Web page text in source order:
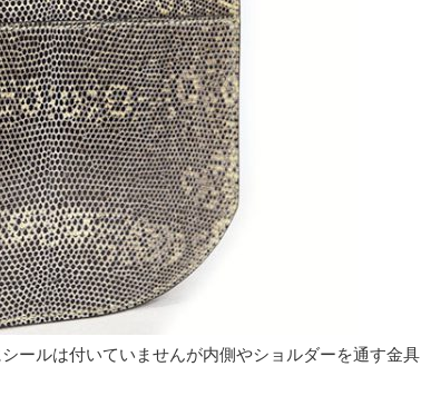
ールは付いていませんが内側やショルダーを通す金具